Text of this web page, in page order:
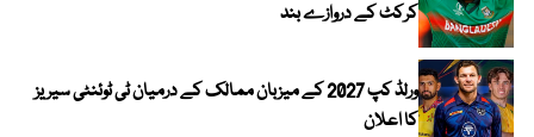
کرکٹ کے دروازے بند
ورلڈ کپ 2027 کے میزبان ممالک کے درمیان ٹی ٹوئنٹی سیریز
کا اعلان